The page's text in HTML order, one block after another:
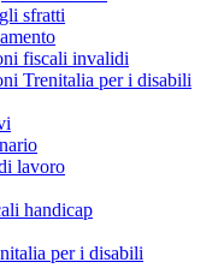
sfratti
fiscali invalidi
Trenitalia per i disabili
lavoro
handicap
per i disabili